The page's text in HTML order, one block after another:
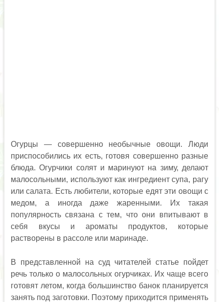
Огурцы — совершенно необычные овощи. Люди
приспособились их есть, готовя совершенно разные
блюда. Огурчики солят и маринуют на зиму, делают
малосольными, используют как ингредиент супа, рагу
или салата. Есть любители, которые едят эти овощи с
медом, а иногда даже жаренными. Их такая
популярность связана с тем, что они впитывают в
себя вкусы и ароматы продуктов, которые
растворены в рассоле или маринаде.
В представленной на суд читателей статье пойдет
речь только о малосольных огурчиках. Их чаще всего
готовят летом, когда большинство банок планируется
занять под заготовки. Поэтому приходится применять